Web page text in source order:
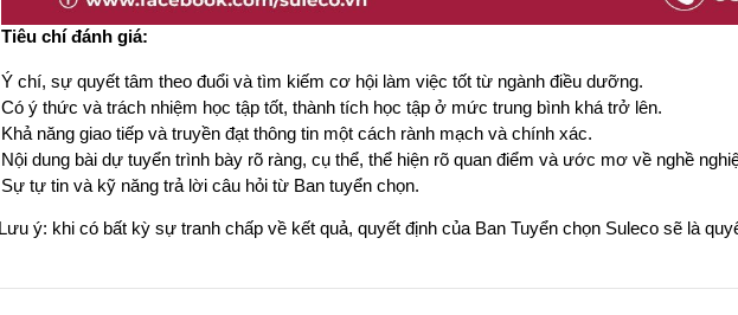
Tiêu chí đánh giá:
Ý chí, sự quyết tâm theo đuổi và tìm kiếm cơ hội làm việc tốt từ ngành điều dưỡng.
Có ý thức và trách nhiệm học tập tốt, thành tích học tập ở mức trung bình khá trở lên.
Khả năng giao tiếp và truyền đạt thông tin một cách rành mạch và chính xác.
Nội dung bài dự tuyển trình bày rõ ràng, cụ thể, thể hiện rõ quan điểm và ước mơ về nghề
Sự tự tin và kỹ năng trả lời câu hỏi từ Ban tuyển chọn.
Lưu ý: khi có bất kỳ sự tranh chấp về kết quả, quyết định của Ban Tuyển chọn Suleco sẽ là